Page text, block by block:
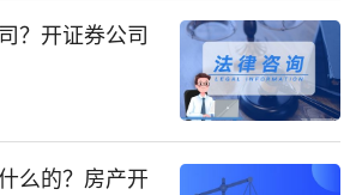
？开证券公司
么的？房产开